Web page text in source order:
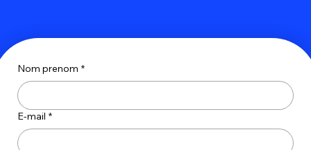
Nom prenom *
E‑mail *